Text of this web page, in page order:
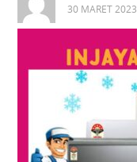
30 MARET 2023